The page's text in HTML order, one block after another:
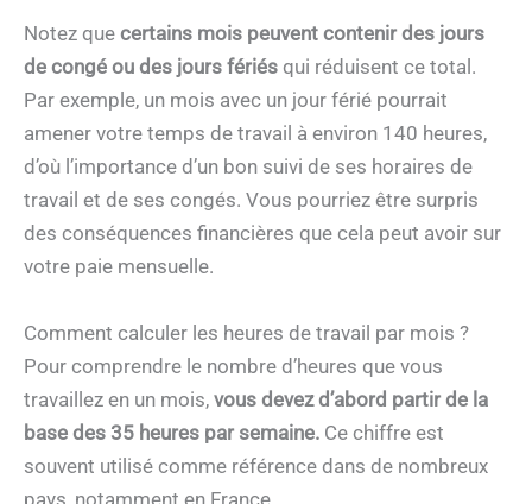
Notez que certains mois peuvent contenir des jours
de congé ou des jours fériés qui réduisent ce total.
Par exemple, un mois avec un jour férié pourrait
amener votre temps de travail à environ 140 heures,
d’où l’importance d’un bon suivi de ses horaires de
travail et de ses congés. Vous pourriez être surpris
des conséquences financières que cela peut avoir sur
votre paie mensuelle.
Comment calculer les heures de travail par mois ?
Pour comprendre le nombre d’heures que vous
travaillez en un mois, vous devez d’abord partir de la
base des 35 heures par semaine. Ce chiffre est
souvent utilisé comme référence dans de nombreux
pays, notamment en France.